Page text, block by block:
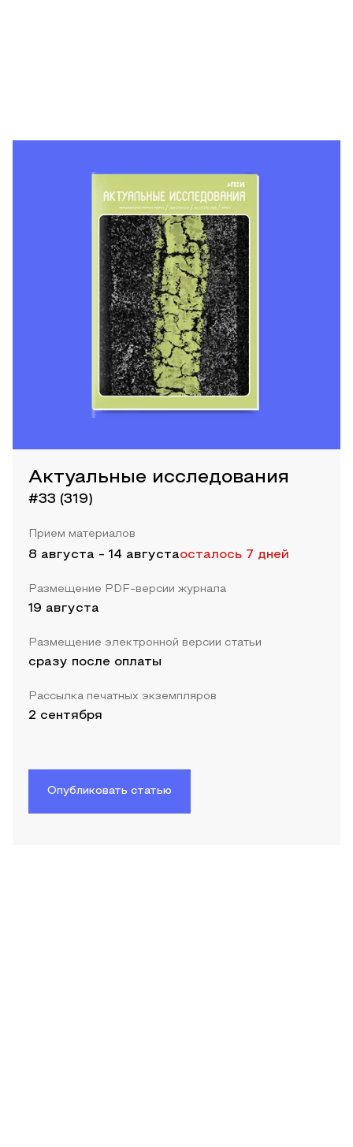
Актуальные исследования
#33 (319)
Прием материалов
8 августа - 14 августаосталось 7 дней
Размещение PDF-версии журнала
19 августа
Размещение электронной версии статьи
сразу после оплаты
Рассылка печатных экземпляров
2 сентября
Опубликовать статью